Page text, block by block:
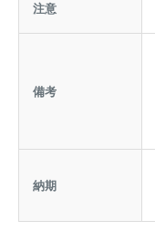
注意
備考
納期